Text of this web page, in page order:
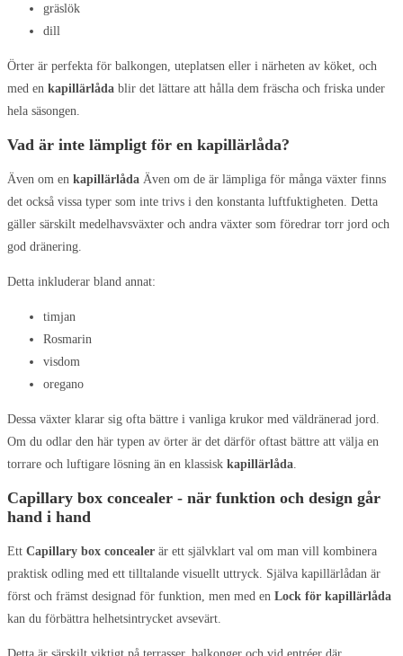
gräslök
dill
Örter är perfekta för balkongen, uteplatsen eller i närheten av köket, och
med en kapillärlåda blir det lättare att hålla dem fräscha och friska under
hela säsongen.
Vad är inte lämpligt för en kapillärlåda?
Även om en kapillärlåda Även om de är lämpliga för många växter finns
det också vissa typer som inte trivs i den konstanta luftfuktigheten. Detta
gäller särskilt medelhavsväxter och andra växter som föredrar torr jord och
god dränering.
Detta inkluderar bland annat:
timjan
Rosmarin
visdom
oregano
Dessa växter klarar sig ofta bättre i vanliga krukor med väldränerad jord.
Om du odlar den här typen av örter är det därför oftast bättre att välja en
torrare och luftigare lösning än en klassisk kapillärlåda
Capillary box concealer - när funktion och design går
hand i hand
Ett Capillary box concealer är ett självklart val om man vill kombinera
praktisk odling med ett tilltalande visuellt uttryck. Själva kapillärlådan är
först och främst designad för funktion, men med en Lock för kapillärlåda
kan du förbättra helhetsintrycket avsevärt.